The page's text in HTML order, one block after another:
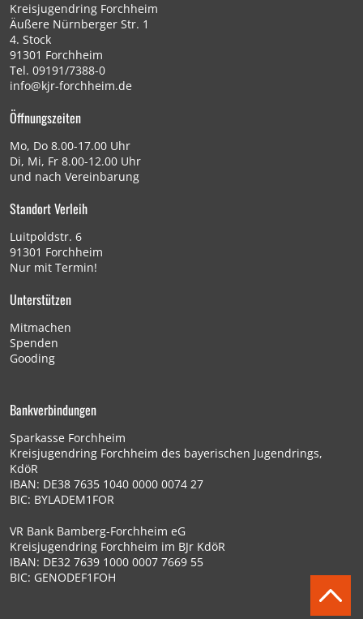
Kreisjugendring Forchheim
Äußere Nürnberger Str. 1
4. Stock
91301 Forchheim
Tel. 09191/7388-0
info@kjr-forchheim.de
Öffnungszeiten
Mo, Do 8.00-17.00 Uhr
Di, Mi, Fr 8.00-12.00 Uhr
und nach Vereinbarung
Standort Verleih
Luitpoldstr. 6
91301 Forchheim
Nur mit Termin!
Unterstützen
Mitmachen
Spenden
Gooding
Bankverbindungen
Sparkasse Forchheim
Kreisjugendring Forchheim des bayerischen Jugendrings,
KdöR
IBAN: DE38 7635 1040 0000 0074 27
BIC: BYLADEM1FOR
VR Bank Bamberg-Forchheim eG
Kreisjugendring Forchheim im BJr KdöR
IBAN: DE32 7639 1000 0007 7669 55
BIC: GENODEF1FOH